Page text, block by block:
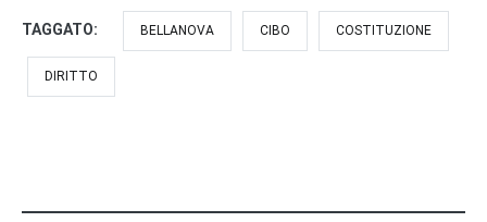
TAGGATO: BELLANOVA CIBO COSTITUZIONE
DIRITTO